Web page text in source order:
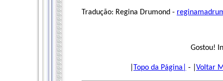
Tradução: Regina Drumond -
Gostou!
Topo da Página| - | Voltar